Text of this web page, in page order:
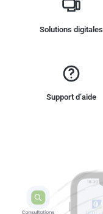
Solutions digitales
Support d’aide